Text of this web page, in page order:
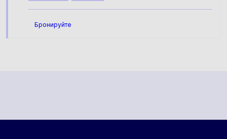
Бронируйте